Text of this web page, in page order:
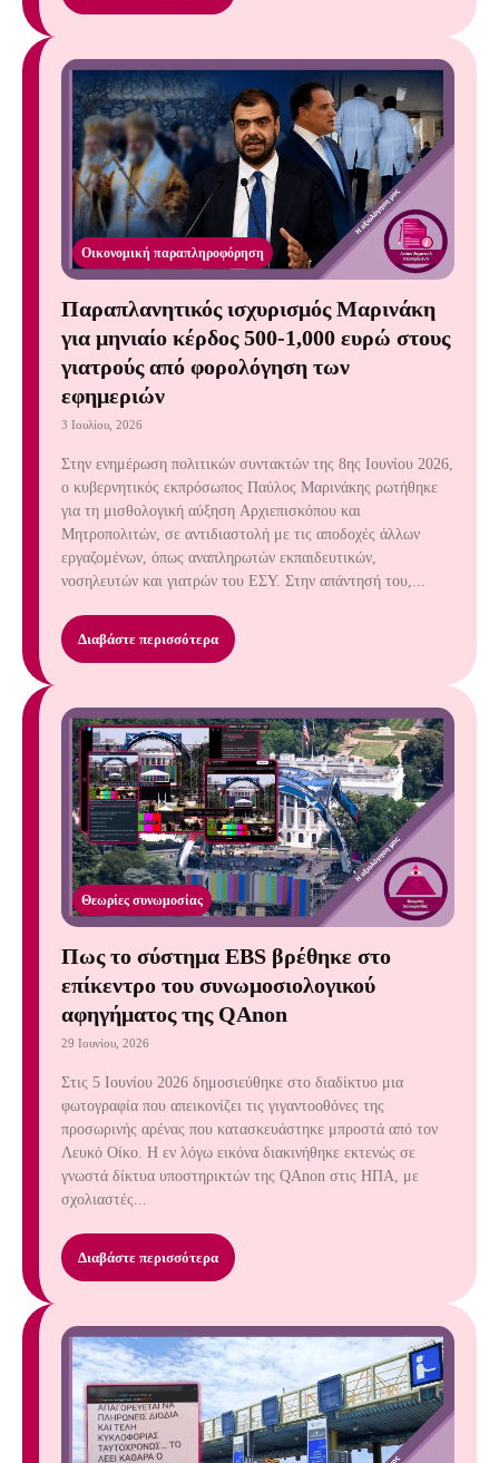
Οικονομική παραπληροφόρηση
Παραπλανητικός ισχυρισμός Μαρινάκη
για μηνιαίο κέρδος 500-1,000 ευρώ στους
γιατρούς από φορολόγηση των
εφημεριών
3 Ιουλίου, 2026
Στην ενημέρωση πολιτικών συντακτών της 8ης Ιουνίου 2026,
ο κυβερνητικός εκπρόσωπος Παύλος Μαρινάκης ρωτήθηκε
για τη μισθολογική αύξηση Αρχιεπισκόπου και
Μητροπολιτών, σε αντιδιαστολή με τις αποδοχές άλλων
εργαζομένων, όπως αναπληρωτών εκπαιδευτικών,
νοσηλευτών και γιατρών του ΕΣΥ. Στην απάντησή του,...
Διαβάστε περισσότερα
Θεωρίες συνωμοσίας
Πως το σύστημα EBS βρέθηκε στο
επίκεντρο του συνωμοσιολογικού
αφηγήματος της QAnon
29 Ιουνίου, 2026
Στις 5 Ιουνίου 2026 δημοσιεύθηκε στο διαδίκτυο μια
φωτογραφία που απεικονίζει τις γιγαντοοθόνες της
προσωρινής αρένας που κατασκευάστηκε μπροστά από τον
Λευκό Οίκο. Η εν λόγω εικόνα διακινήθηκε εκτενώς σε
γνωστά δίκτυα υποστηρικτών της QAnon στις ΗΠΑ, με
σχολιαστές...
Διαβάστε περισσότερα